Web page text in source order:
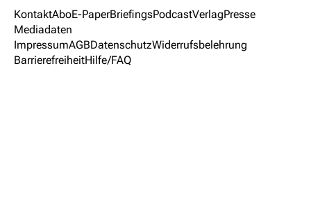
KontaktAboE-PaperBriefingsPodcastVerlagPresse
Mediadaten
ImpressumAGBDatenschutzWiderrufsbelehrung
BarrierefreiheitHilfe/FAQ